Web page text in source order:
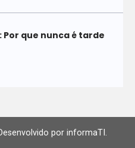
Por que nunca é tarde
por informaTI.